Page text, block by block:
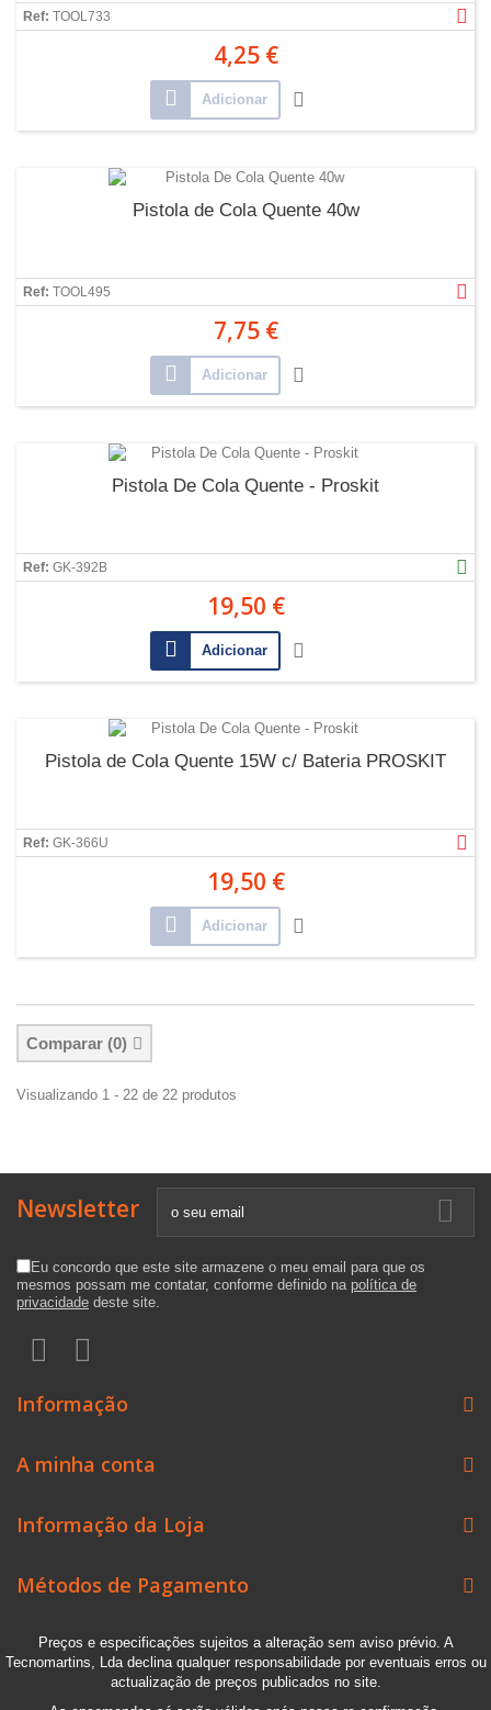
Ref: TOOL733
4,25 €
Adicionar
Pistola de Cola Quente 40w
Ref: TOOL495
7,75 €
Adicionar
Pistola De Cola Quente - Proskit
Ref: GK-392B
19,50 €
Adicionar
Pistola de Cola Quente 15W c/ Bateria PROSKIT
Ref: GK-366U
19,50 €
Adicionar
Comparar (0)
Visualizando 1 - 22 de 22 produtos
Newsletter
Eu concordo que este site armazene o meu email para que os
mesmos possam me contatar, conforme definido na política de
privacidade deste site.
Informação
A minha conta
Informação da Loja
Métodos de Pagamento
Preços e especificações sujeitos a alteração sem aviso prévio. A
Tecnomartins, Lda declina qualquer responsabilidade por eventuais erros ou
actualização de preços publicados no site.